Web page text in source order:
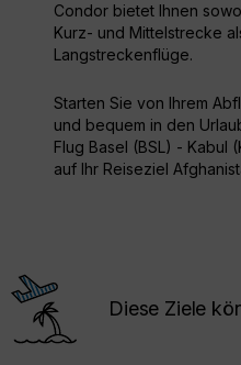
Condor bietet Ihnen
Kurz- und Mittelstrecke
Langstreckenflüge.
Starten Sie von Ihrem
und bequem in den
Flug Basel (BSL) - Kabul
auf Ihr Reiseziel
Diese Ziele